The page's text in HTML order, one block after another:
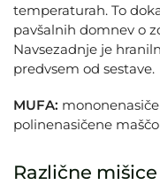
temperaturah. To
pavšalnih domnev o
Navsezadnje je
predvsem od sestave.
MUFA:
polinenasičene
Različne